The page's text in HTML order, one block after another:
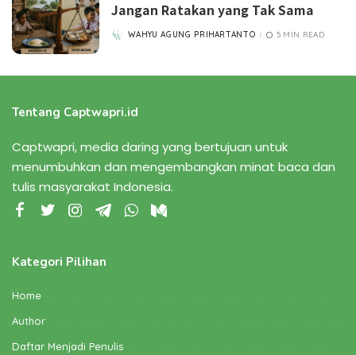
Jangan Ratakan yang Tak Sama
POSTED
WAHYU AGUNG PRIHARTANTO 5 MIN READ
Tentang Captwapri.id
Captwapri, media daring yang bertujuan untuk
menumbuhkan dan mengembangkan minat baca dan
tulis masyarakat Indonesia.
Kategori Pilihan
Home
Author
Daftar Menjadi Penulis